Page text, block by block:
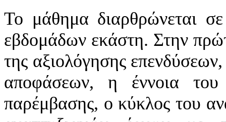
Το μάθημα διαρθρώνεται σε
εβδομάδων εκάστη. Στην
της αξιολόγησης
αποφάσεων, η έννοια
παρέμβασης, ο κύκλος του